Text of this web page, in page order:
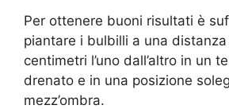
Per ottenere buoni risultati è
piantare i bulbilli a una
centimetri l’uno dall’altro in un
drenato e in una posizione
mezz’ombra.